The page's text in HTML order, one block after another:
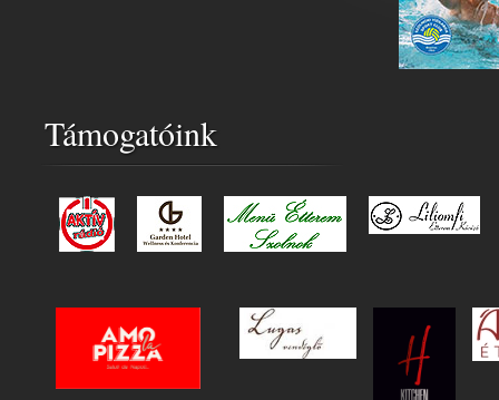
Támogatóink